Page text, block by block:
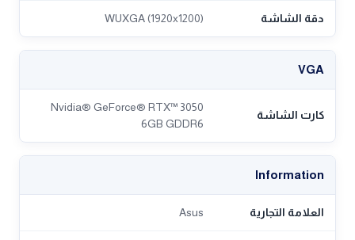
دقة الشاشة WUXGA (1920x1200)
VGA
كارت الشاشة
Nvidia® GeForce® RTX™ 3050
6GB GDDR6
Information
العلامة التجارية Asus